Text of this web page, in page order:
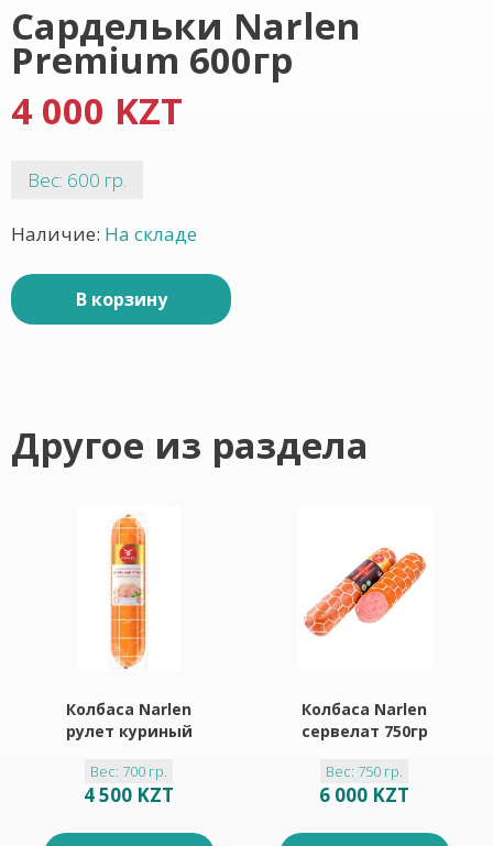
Сардельки Narlen
Premium 600гр
4 000 KZT
Вес: 600 гр.
Наличие: На складе
В корзину
Другое из раздела
Колбаса Narlen
рулет куриный
Вес: 700 гр.
4 500 KZT
Колбаса Narlen
сервелат 750гр
Вес: 750 гр.
6 000 KZT